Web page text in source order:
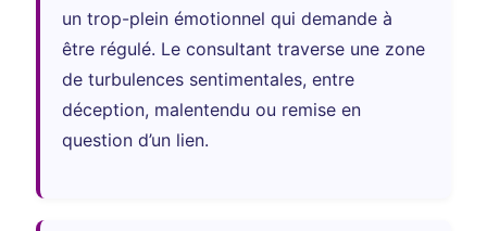
un trop-plein émotionnel qui demande à
être régulé. Le consultant traverse une zone
de turbulences sentimentales, entre
déception, malentendu ou remise en
question d’un lien.